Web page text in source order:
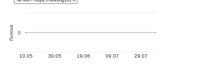
10.05 30.05 19.06 09.07 29.07
0
Голоса